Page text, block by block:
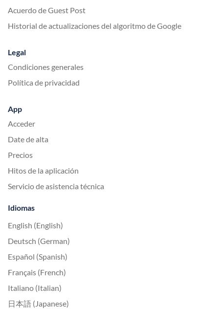
Acuerdo de Guest Post
Historial de actualizaciones del algoritmo de Google
Legal
Condiciones generales
Política de privacidad
App
Acceder
Date de alta
Precios
Hitos de la aplicación
Servicio de asistencia técnica
Idiomas
English (English)
Deutsch (German)
Español (Spanish)
Français (French)
Italiano (Italian)
日本語 (Japanese)